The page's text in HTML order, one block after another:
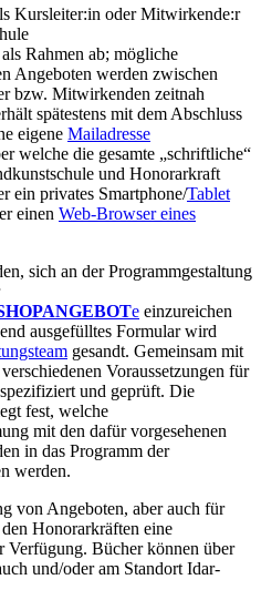
Kursleiter:in oder Mitwirkende:r
als Rahmen ab; mögliche
Angeboten werden zwischen
bzw. Mitwirkenden zeitnah
spätestens mit dem Abschluss
eigene Mailadresse
welche die gesamte „schriftliche“
und Honorarkraft
ein privates Smartphone/Tablet
einen Web-Browser eines
sich an der Programmgestaltung
e einzureichen
ausgefülltes Formular wird
gesandt. Gemeinsam mit
Voraussetzungen für
und geprüft. Die
fest, welche
mit den dafür vorgesehenen
in das Programm der
werden.
von Angeboten, aber auch für
Honorarkräften eine
Verfügung. Bücher können über
und/oder am Standort Idar-